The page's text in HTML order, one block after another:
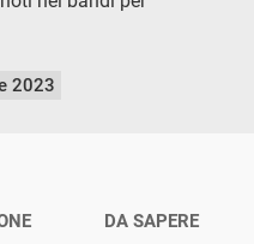
2023
DA SAPERE